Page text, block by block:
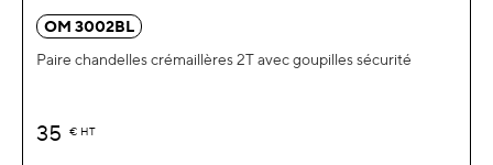
OM 3002BL
Paire chandelles crémaillères 2T avec goupilles sécurité
35 € HT